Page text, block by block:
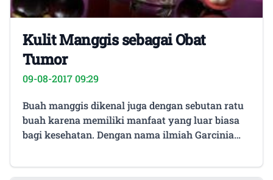
Kulit Manggis sebagai Obat
Tumor
09-08-2017 09:29
Buah manggis dikenal juga dengan sebutan ratu
buah karena memiliki manfaat yang luar biasa
bagi kesehatan. Dengan nama ilmiah Garcinia
beberapa kawasan asia tenggara seperti